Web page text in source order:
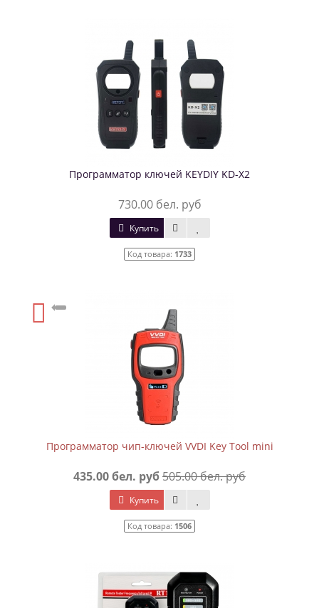
Программатор ключей KEYDIY KD-X2
730.00 бел. руб
Купить
Код товара: 1733
Программатор чип-ключей VVDI Key Tool mini
435.00 бел. руб505.00 бел. руб
Купить
Код товара: 1506